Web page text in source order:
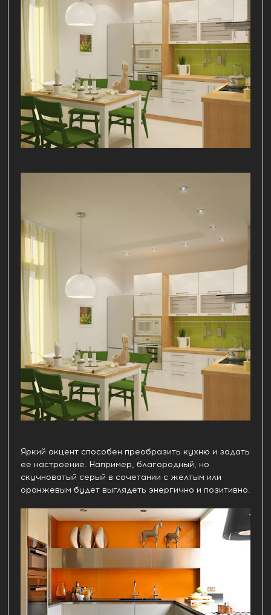
Яркий акцент способен преобразить кухню и задать
ее настроение. Например, благородный, но
скучноватый серый в сочетании с желтым или
оранжевым будет выглядеть энергично и позитивно.